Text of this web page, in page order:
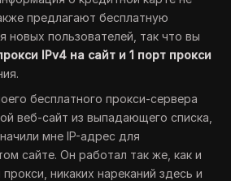
предлагают бесплатную
пользователей, так что вы
IPv4 на сайт и 1 порт прокси
бесплатного прокси-сервера
веб-сайт из выпадающего списка,
мне IP-адрес для
сайте. Он работал так же, как и
никаких нареканий здесь и